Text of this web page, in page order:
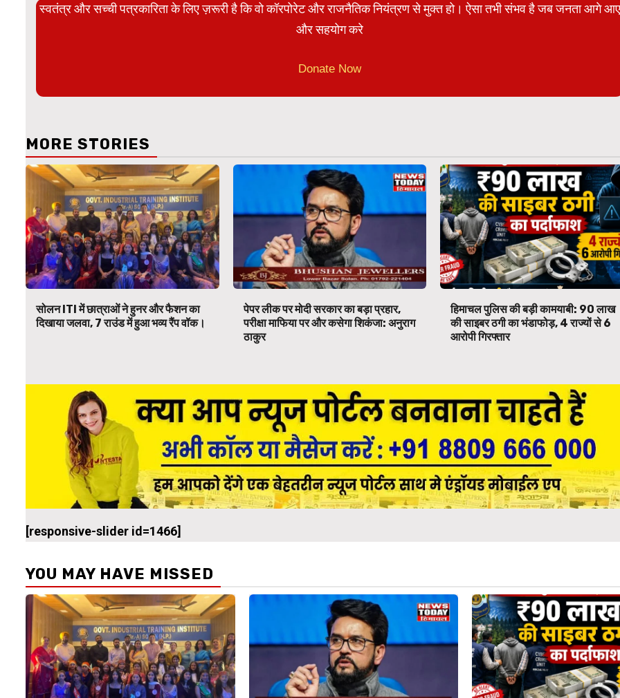
स्वतंत्र और सच्ची पत्रकारिता के लिए ज़रूरी है कि वो कॉरपोरेट और राजनैतिक नियंत्रण से मुक्त हो। ऐसा तभी संभव है जब जनता आगे आए
और सहयोग करे
Donate Now
MORE STORIES
सोलन ITI में छात्राओं ने हुनर और फैशन का
दिखाया जलवा, 7 राउंड में हुआ भव्य रैंप वॉक।
पेपर लीक पर मोदी सरकार का बड़ा प्रहार,
परीक्षा माफिया पर और कसेगा शिकंजा: अनुराग
ठाकुर
हिमाचल पुलिस की बड़ी कामयाबी: ₹90 लाख
की साइबर ठगी का भंडाफोड़, 4 राज्यों से 6
आरोपी गिरफ्तार
[responsive-slider id=1466]
YOU MAY HAVE MISSED